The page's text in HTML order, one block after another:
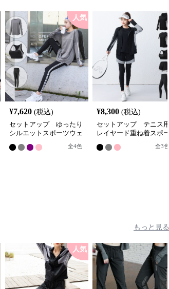
人気
¥7,620 (税込)
セットアップ ゆったり
シルエットスポーツウェ
全4色
¥8,300 (税込)
セットアップ テニス用
レイヤード重ね着スポー
全3色
もっと見る
人気